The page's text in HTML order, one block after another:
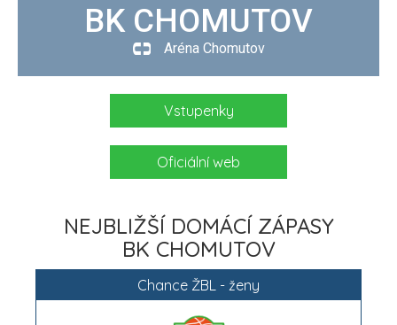
BK CHOMUTOV
Aréna Chomutov
Vstupenky
Oficiální web
NEJBLIŽŠÍ DOMÁCÍ ZÁPASY
BK CHOMUTOV
Chance ŽBL - ženy